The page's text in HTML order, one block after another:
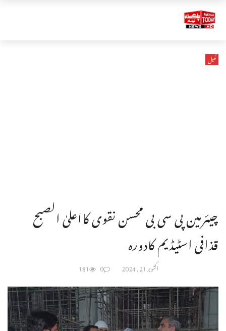
کھیل
چیئرمین پی سی بی محسن نقوی کااعلیٰ الصبح
قذافی اسٹیڈیم کادورہ
اکتوبر 21, 2024 0
181